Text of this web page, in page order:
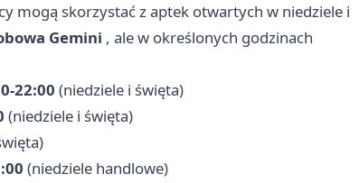
mogą skorzystać z aptek otwartych w niedziele i
Gemini , ale w określonych godzinach
22:00 (niedziele i święta)
(niedziele i święta)
(niedziele handlowe)